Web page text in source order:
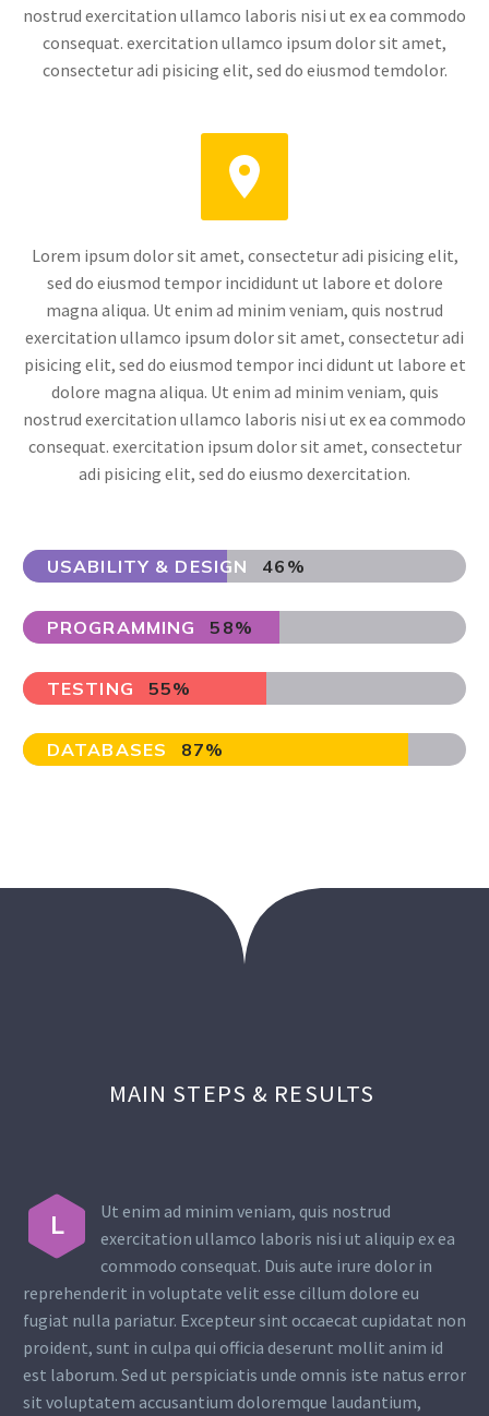
nostrud exercitation ullamco laboris nisi ut ex ea commodo
consequat. exercitation ullamco ipsum dolor sit amet,
consectetur adi pisicing elit, sed do eiusmod temdolor.


Lorem ipsum dolor sit amet, consectetur adi pisicing elit,
sed do eiusmod tempor incididunt ut labore et dolore
magna aliqua. Ut enim ad minim veniam, quis nostrud
exercitation ullamco ipsum dolor sit amet, consectetur adi
pisicing elit, sed do eiusmod tempor inci didunt ut labore et
dolore magna aliqua. Ut enim ad minim veniam, quis
nostrud exercitation ullamco laboris nisi ut ex ea commodo
consequat. exercitation ipsum dolor sit amet, consectetur
adi pisicing elit, sed do eiusmo dexercitation.
USABILITY & DESIGN 46%
PROGRAMMING 58%
TESTING 55%
DATABASES 87%
MAIN STEPS & RESULTS
L
Ut enim ad minim veniam, quis nostrud
exercitation ullamco laboris nisi ut aliquip ex ea
commodo consequat. Duis aute irure dolor in
reprehenderit in voluptate velit esse cillum dolore eu
fugiat nulla pariatur. Excepteur sint occaecat cupidatat non
proident, sunt in culpa qui officia deserunt mollit anim id
est laborum. Sed ut perspiciatis unde omnis iste natus error
sit voluptatem accusantium doloremque laudantium,